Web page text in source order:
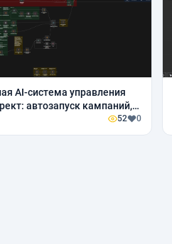
AI-система управления
автозапуск кампаний,
52 0